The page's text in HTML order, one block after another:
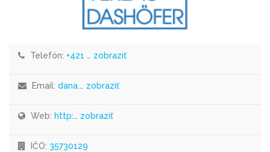
Telefón: +421 … zobraziť
Email: dana.… zobraziť
Web: http:… zobraziť
IČO: 35730129